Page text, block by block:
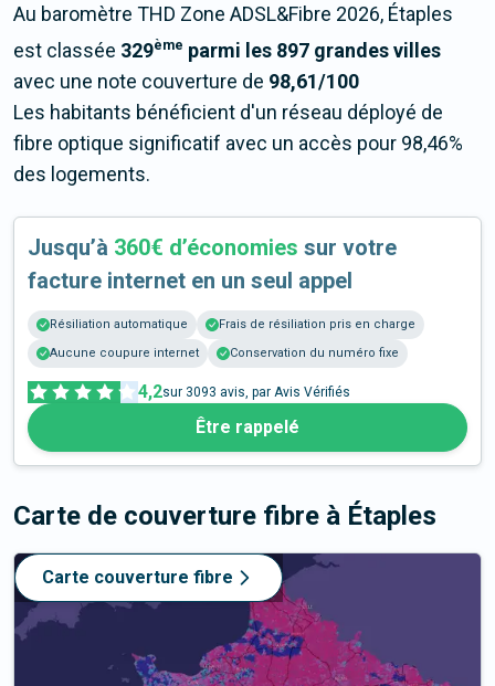
Au baromètre THD Zone ADSL&Fibre 2026, Étaples
est classée 329ème parmi les 897 grandes villes
avec une note couverture de 98,61/100
Les habitants bénéficient d'un réseau déployé de
fibre optique significatif avec un accès pour 98,46%
des logements.
Jusqu’à 360€ d’économies sur votre
facture internet en un seul appel
Résiliation automatique
Frais de résiliation pris en charge
Aucune coupure internet
Conservation du numéro fixe
4,2sur 3093 avis, par Avis Vérifiés
Être rappelé
Carte de couverture fibre à Étaples
Carte couverture fibre